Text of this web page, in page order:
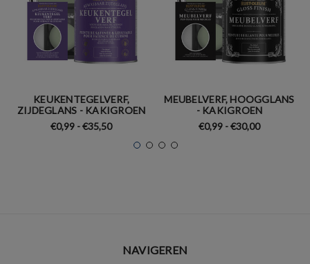
KEUKENTEGELVERF,
ZIJDEGLANS - KAKIGROEN
€0,99 - €35,50
MEUBELVERF, HOOGGLANS
- KAKIGROEN
€0,99 - €30,00
NAVIGEREN